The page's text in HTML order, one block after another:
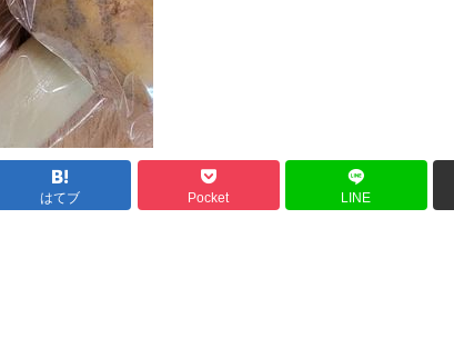
はてブ Pocket LINE